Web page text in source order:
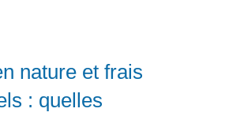
nature et frais
: quelles